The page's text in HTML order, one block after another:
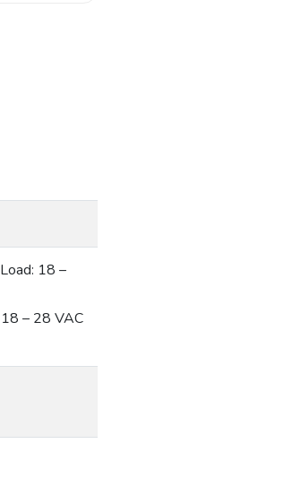
18 –
– 28 VAC